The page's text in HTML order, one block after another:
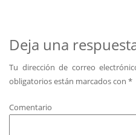
entradas
Deja una
Tu dirección de correo
obligatorios están marcados con *